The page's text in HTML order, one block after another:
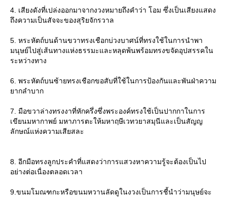
4. เสียงดังที่เปล่งออกมาจากงวงหมายถึงคำว่า โอม ซึ่งเป็นเสียงแสดง
ถึงความเป็นสัจจะของสุริยจักรวาล
5. หระหัตถ์บนด้านขวาทรงเชือกบ่วงบาศน์ที่ทรงใช้ในการนำพา
มนุษย์ไปสู่เส้นทางแห่งธรรมะและหลุดพ้นพร้อมทรงขจัดอุปสรรคใน
ระหว่างทาง
6. พระหัตถ์บนซ้ายทรงเชือกขอสับที่ใช้ในการป้องกันและพันฝ่าความ
ากลำบาก
7. มือขวาล่างทรงงาที่หักครึ่งซึ่งพระองค์ทรงใช้เป็นปากกาในการ
เขียนมหากาพย์ มหาภารตะให้มหาฤษีเวทวยาสมุนีและเป็นสัญญ
ลักษณ์แห่งความเสียสละ
8. อีกมือทรงลูกประคำที่แสดงว่าการแสวงหาความรู้จะต้องเป็นไป
อย่างต่อเนื่องตลอดเวลา
9.ขนมโมณฑกะหรือขนมหวานลัดดูในงวงเป็นการชี้นำว่ามนุษย์จะ